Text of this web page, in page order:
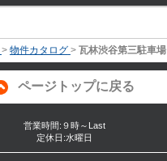
> 物件カタログ > 瓦林渋谷第三駐車場
ページトップに戻る
営業時間:９時～Last
定休日:水曜日